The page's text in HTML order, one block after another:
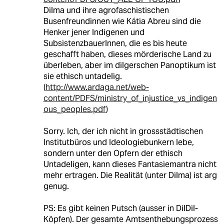
Dilma und ihre agrofaschistischen
Busenfreundinnen wie Kátia Abreu sind die
Henker jener Indigenen und
SubsistenzbauerInnen, die es bis heute
geschafft haben, dieses mörderische Land zu
überleben, aber im dilgerschen Panoptikum ist
sie ethisch untadelig.
(http://www.ardaga.net/web-
content/PDFS/ministry_of_injustice_vs_indigen
ous_peoples.pdf)
Sorry. Ich, der ich nicht in grossstädtischen
Institutbüros und Ideologiebunkern lebe,
sondern unter den Opfern der ethisch
Untadeligen, kann dieses Fantasiemantra nicht
mehr ertragen. Die Realität (unter Dilma) ist arg
genug.
PS: Es gibt keinen Putsch (ausser in DilDil-
Köpfen). Der gesamte Amtsenthebungsprozess